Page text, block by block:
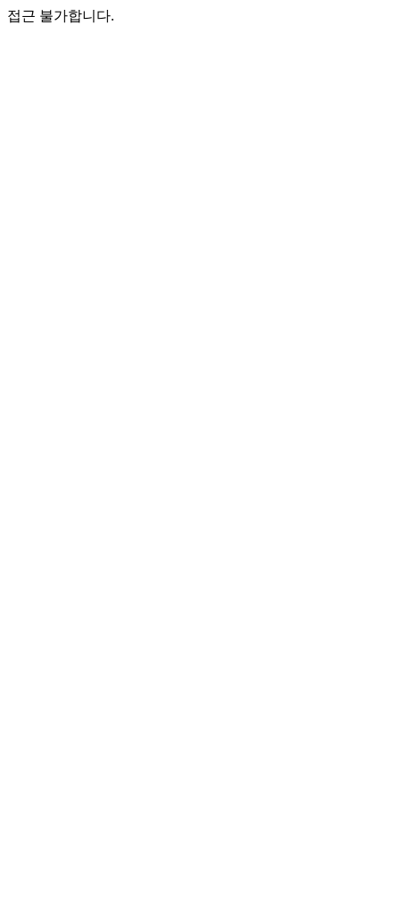
접근 불가합니다.